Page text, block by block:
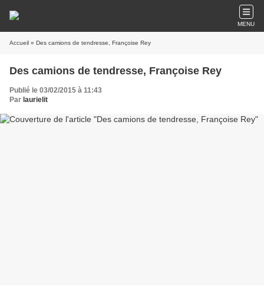
MENU
Accueil » Des camions de tendresse, Françoise Rey
Des camions de tendresse, Françoise Rey
Publié le 03/02/2015 à 11:43
Par laurielit